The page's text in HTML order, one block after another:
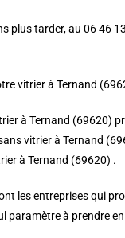
plus tarder, au 06 46
vitrier à Ternand
à Ternand (69620)
vitrier à Ternand
à Ternand (69620) .
les entreprises qui
paramètre à prendre